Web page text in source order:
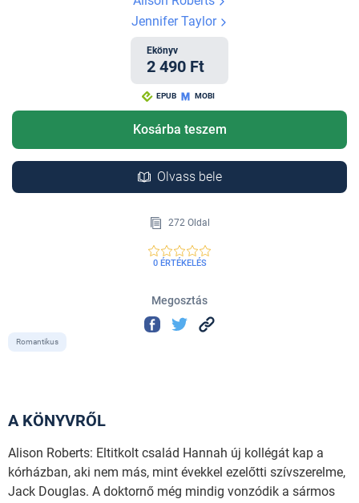
Jennifer Taylor
Ekönyv
2 490 Ft
EPUB MOBI
Kosárba teszem
Olvass bele
272 Oldal
0 ÉRTÉKELÉS
Megosztás
Romantikus
A KÖNYVRŐL
Alison Roberts: Eltitkolt család Hannah új kollégát kap a
kórházban, aki nem más, mint évekkel ezelőtti szívszerelme,
Jack Douglas. A doktornő még mindig vonzódik a sármos